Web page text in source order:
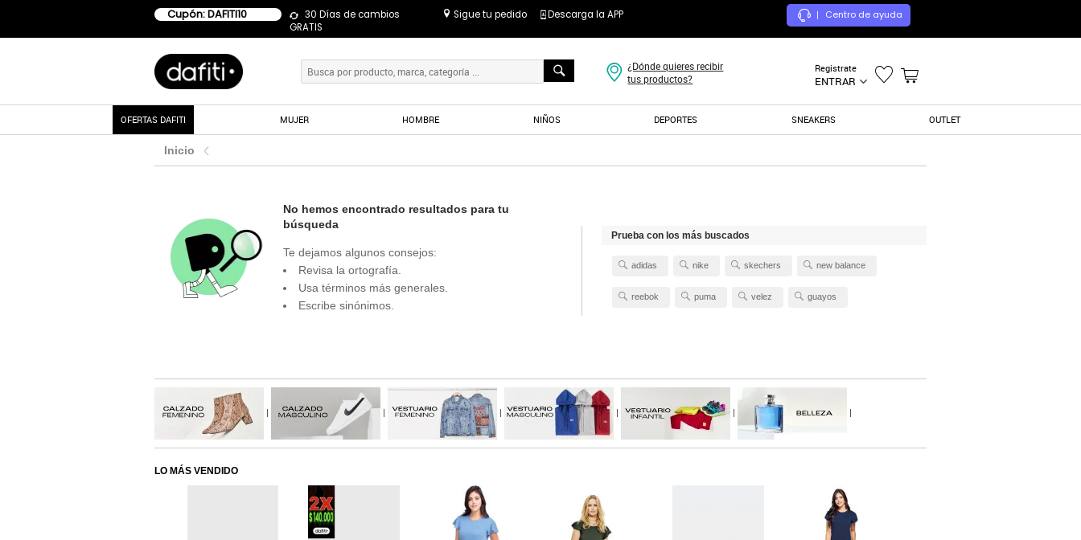
Cupón: DAFITI10
30 Días de cambios
GRATIS
Sigue tu pedido Descarga la APP | Centro de ayuda
Registrate
ENTRAR
¿Dónde quieres recibir
tus productos?
OFERTAS DAFITI MUJER HOMBRE NIÑOS DEPORTES SNEAKERS OUTLET
Inicio
No hemos encontrado resultados para tu
búsqueda
Te dejamos algunos consejos:
Revisa la ortografía.
Usa términos más generales.
Escribe sinónimos.
Prueba con los más buscados
adidas nike skechers new balance
reebok puma velez guayos
LO MÁS VENDIDO